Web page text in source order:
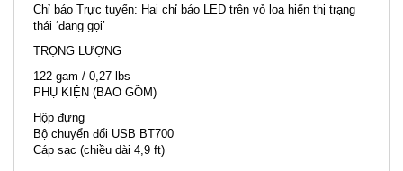
Chỉ báo Trực tuyến: Hai chỉ báo LED trên vỏ loa hiển thị trạng
thái ‘đang gọi’
TRỌNG LƯỢNG
122 gam / 0,27 lbs
PHỤ KIỆN (BAO GỒM)
Hộp đựng
Bộ chuyển đổi USB BT700
Cáp sạc (chiều dài 4,9 ft)